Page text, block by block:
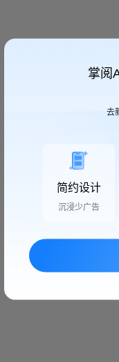
掌阅
去
简约设计
沉浸少广告